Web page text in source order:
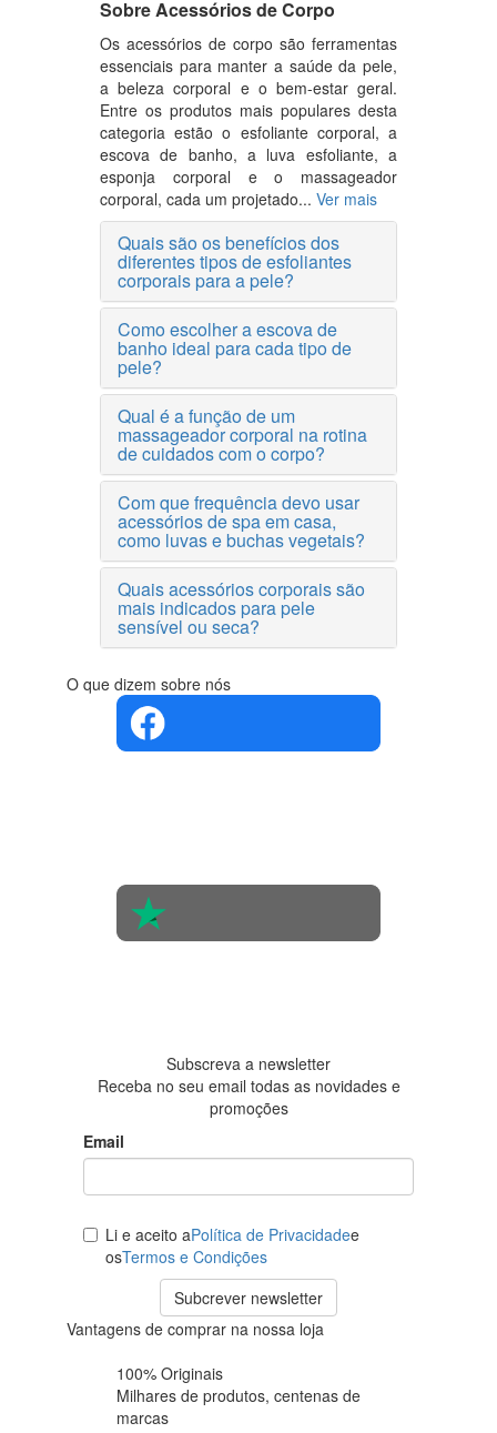
Sobre Acessórios de Corpo
Os acessórios de corpo são ferramentas
essenciais para manter a saúde da pele,
a beleza corporal e o bem-estar geral.
Entre os produtos mais populares desta
categoria estão o esfoliante corporal, a
escova de banho, a luva esfoliante, a
esponja corporal e o massageador
corporal, cada um projetado... Ver mais
Quais são os benefícios dos
diferentes tipos de esfoliantes
corporais para a pele?
Como escolher a escova de
banho ideal para cada tipo de
pele?
Qual é a função de um
massageador corporal na rotina
de cuidados com o corpo?
Com que frequência devo usar
acessórios de spa em casa,
como luvas e buchas vegetais?
Quais acessórios corporais são
mais indicados para pele
sensível ou seca?
O que dizem sobre nós
Subscreva a newsletter
Receba no seu email todas as novidades e
promoções
Email
Li e aceito aPolítica de Privacidadee
osTermos e Condições
Subcrever newsletter
Vantagens de comprar na nossa loja
100% Originais
Milhares de produtos, centenas de
marcas